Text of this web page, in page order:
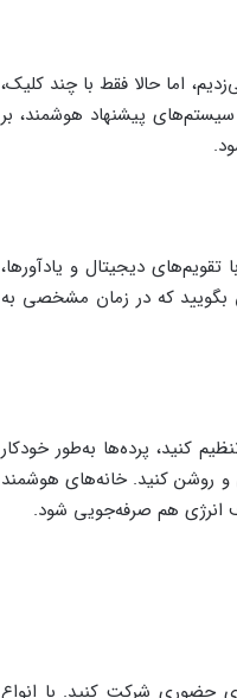
اما حالا فقط با چند کلیک،
پیشنهاد هوشمند، بر
دیجیتال و یادآورها،
بگویید که در زمان مشخصی به
کنید، پرده‌ها به‌طور خودکار
و روشن کنید. خانه‌های هوشمند
انرژی هم صرفه‌جویی شود.
حضوری شرکت کنید. با انواع